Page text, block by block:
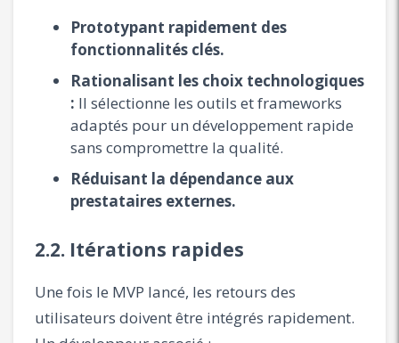
Prototypant rapidement des
fonctionnalités clés.
Rationalisant les choix technologiques
: Il sélectionne les outils et frameworks
adaptés pour un développement rapide
sans compromettre la qualité.
Réduisant la dépendance aux
prestataires externes.
2.2. Itérations rapides
Une fois le MVP lancé, les retours des
utilisateurs doivent être intégrés rapidement.